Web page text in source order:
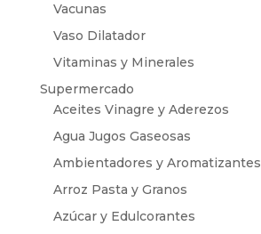
Vacunas
Vaso Dilatador
Vitaminas y Minerales
Supermercado
Aceites Vinagre y Aderezos
Agua Jugos Gaseosas
Ambientadores y Aromatizantes
Arroz Pasta y Granos
Azúcar y Edulcorantes